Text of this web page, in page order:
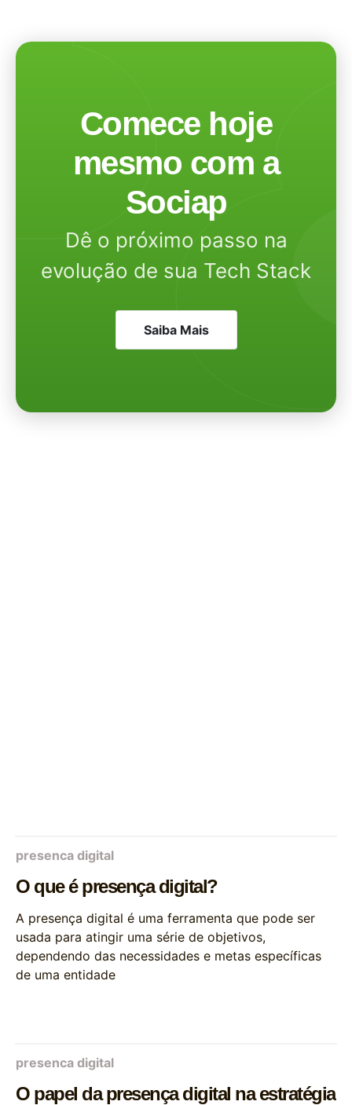
Comece hoje
mesmo com a
Sociap
Dê o próximo passo na
evolução de sua Tech Stack
Saiba Mais
presenca digital
O que é presença digital?
A presença digital é uma ferramenta que pode ser
usada para atingir uma série de objetivos,
dependendo das necessidades e metas específicas
de uma entidade
presenca digital
O papel da presença digital na estratégia